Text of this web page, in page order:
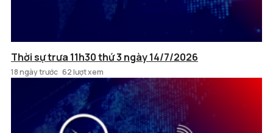
Thời sự trưa 11h30 thứ 3 ngày 14/7/2026
18 ngày trước 62 lượt xem